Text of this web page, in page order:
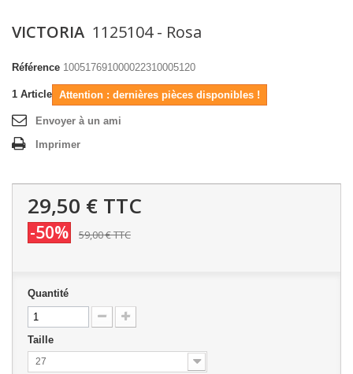
VICTORIA 1125104 - Rosa
Référence 100517691000022310005120
1 Article Attention : dernières pièces disponibles !
Envoyer à un ami
Imprimer
29,50 € TTC
-50% 59,00 €TTC
Quantité
Taille
27